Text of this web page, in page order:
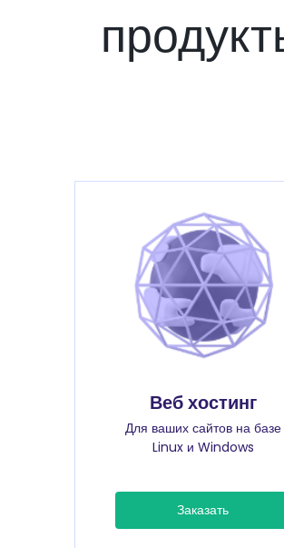
Веб хостинг
Для ваших сайтов на базе
Linux и Windows
Заказать